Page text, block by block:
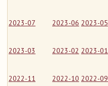
2023-07 2023-06 2023-05
2023-03 2023-02 2023-01
2022-11 2022-10 2022-09